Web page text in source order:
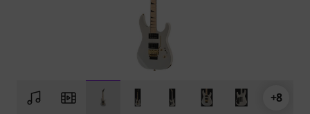
+8